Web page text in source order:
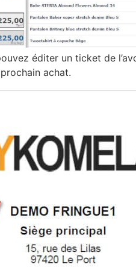
éditer un ticket de
prochain achat.